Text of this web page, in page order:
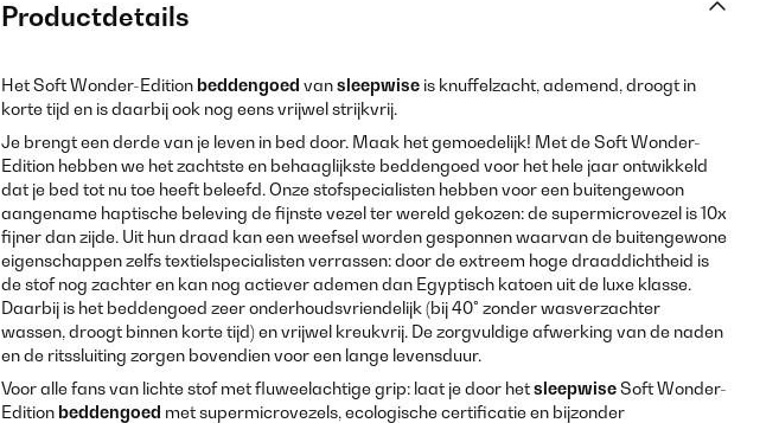
Productdetails
Het Soft Wonder-Edition beddengoed vansleepwise is knuffelzacht, ademend, droogt in
korte tijd en is daarbij ook nog eens vrijwel strijkvrij.
Je brengt een derde van je leven in bed door. Maak het gemoedelijk! Met de Soft Wonder-
Edition hebben we het zachtste en behaaglijkste beddengoed voor het hele jaar ontwikkeld
dat je bed tot nu toe heeft beleefd. Onze stofspecialisten hebben voor een buitengewoon
aangename haptische beleving de fijnste vezel ter wereld gekozen: de supermicrovezel is 10x
fijner dan zijde. Uit hun draad kan een weefsel worden gesponnen waarvan de buitengewone
eigenschappen zelfs textielspecialisten verrassen: door de extreem hoge draaddichtheid is
de stof nog zachter en kan nog actiever ademen dan Egyptisch katoen uit de luxe klasse.
Daarbij is het beddengoed zeer onderhoudsvriendelijk (bij 40° zonder wasverzachter
wassen, droogt binnen korte tijd) en vrijwel kreukvrij. De zorgvuldige afwerking van de naden
en de ritssluiting zorgen bovendien voor een lange levensduur.
Voor alle fans van lichte stof met fluweelachtige grip: laat je door hetsleepwiseSoft Wonder-
Edition beddengoed met supermicrovezels, ecologische certificatie en bijzonder